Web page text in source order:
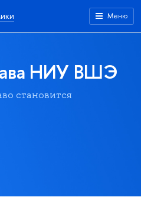
Меню
НИУ ВШЭ
становится